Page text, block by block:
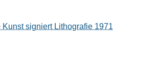
signiert Lithografie 1971